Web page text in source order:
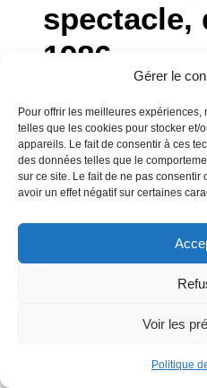
Gérer le
Pour offrir les meilleures
telles que les cookies pour stocker et/
appareils. Le fait de consentir à ces
des données telles que le
sur ce site. Le fait de ne pas
avoir un effet négatif sur certaines
Voir les
Politique
spectacle,
1986
Situé à Carquefou, dans
STAFF est un centre de
métiers techniques du
STAFF dispose de deux
pédagogie et des
STAFF est donc doté de
d’éclairage afin
situation professionnelles.